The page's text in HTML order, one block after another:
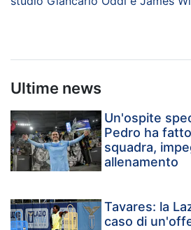
Ultime news
Un'ospite
Pedro ha
squadra,
allenamento
Tavares: la
caso di